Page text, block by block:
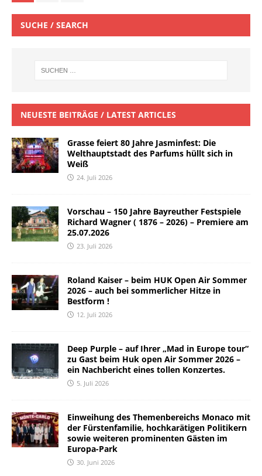
SUCHE / SEARCH
NEUESTE BEITRÄGE / LATEST ARTICLES
Grasse feiert 80 Jahre Jasminfest: Die
Welthauptstadt des Parfums hüllt sich in
Weiß
24. Juli 2026
Vorschau – 150 Jahre Bayreuther Festspiele
Richard Wagner ( 1876 – 2026) – Premiere am
25.07.2026
23. Juli 2026
Roland Kaiser – beim HUK Open Air Sommer
2026 – auch bei sommerlicher Hitze in
Bestform !
12. Juli 2026
Deep Purple – auf Ihrer „Mad in Europe tour“
zu Gast beim Huk open Air Sommer 2026 –
ein Nachbericht eines tollen Konzertes.
5. Juli 2026
Einweihung des Themenbereichs Monaco mit
der Fürstenfamilie, hochkarätigen Politikern
sowie weiteren prominenten Gästen im
Europa-Park
30. Juni 2026